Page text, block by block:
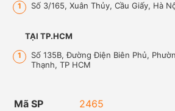
1 Số 3/165, Xuân Thủy, Cầu Giấy, Hà
TẠI TP.HCM
1
Số 135B, Đường Điện Biên Phủ,
Thạnh, TP HCM
Mã SP
2465